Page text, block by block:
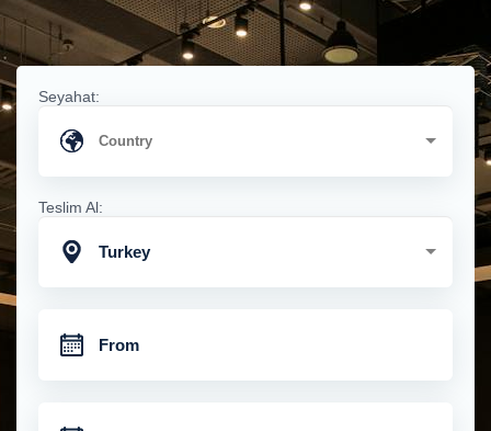
Seyahat:
Teslim Al:
Turkey